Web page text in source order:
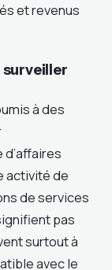
et revenus
surveiller
à des
activité de
de services
pas
surtout à
avec le